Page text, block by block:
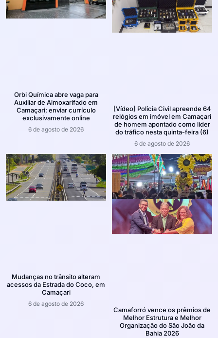
Orbi Química abre vaga para
Auxiliar de Almoxarifado em
Camaçari; enviar currículo
exclusivamente online
6 de agosto de 2026
[Vídeo] Polícia Civil apreende 64
relógios em imóvel em Camaçari
de homem apontado como líder
do tráfico nesta quinta-feira (6)
6 de agosto de 2026
Mudanças no trânsito alteram
acessos da Estrada do Coco, em
Camaçari
6 de agosto de 2026
Camaforró vence os prêmios de
Melhor Estrutura e Melhor
Organização do São João da
Bahia 2026